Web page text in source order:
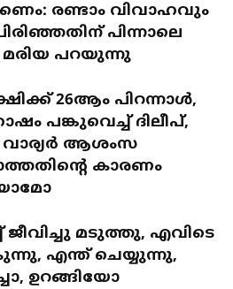
രണ്ടാം വിവാഹവും
പിന്നാലെ
പറയുന്നു
26ആം പിറന്നാൾ,
പങ്കുവെച്ച് ദിലീപ്,
ആശംസ
കാരണം
ജീവിച്ചു മടുത്തു, എവിടെ
എന്ത് ചെയ്യുന്നു,
ഉറങ്ങിയോ